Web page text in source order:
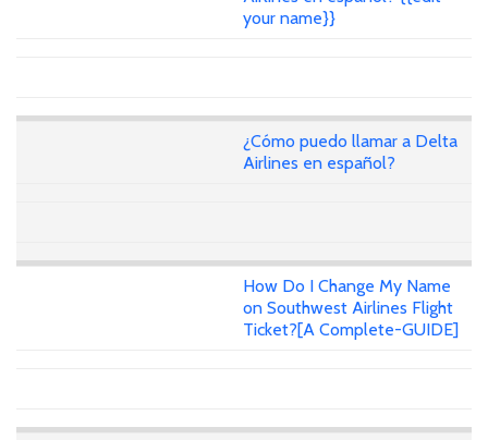
your name}}
¿Cómo puedo llamar a Delta
Airlines en español?
How Do I Change My Name
on Southwest Airlines Flight
Ticket?[A Complete-GUIDE]